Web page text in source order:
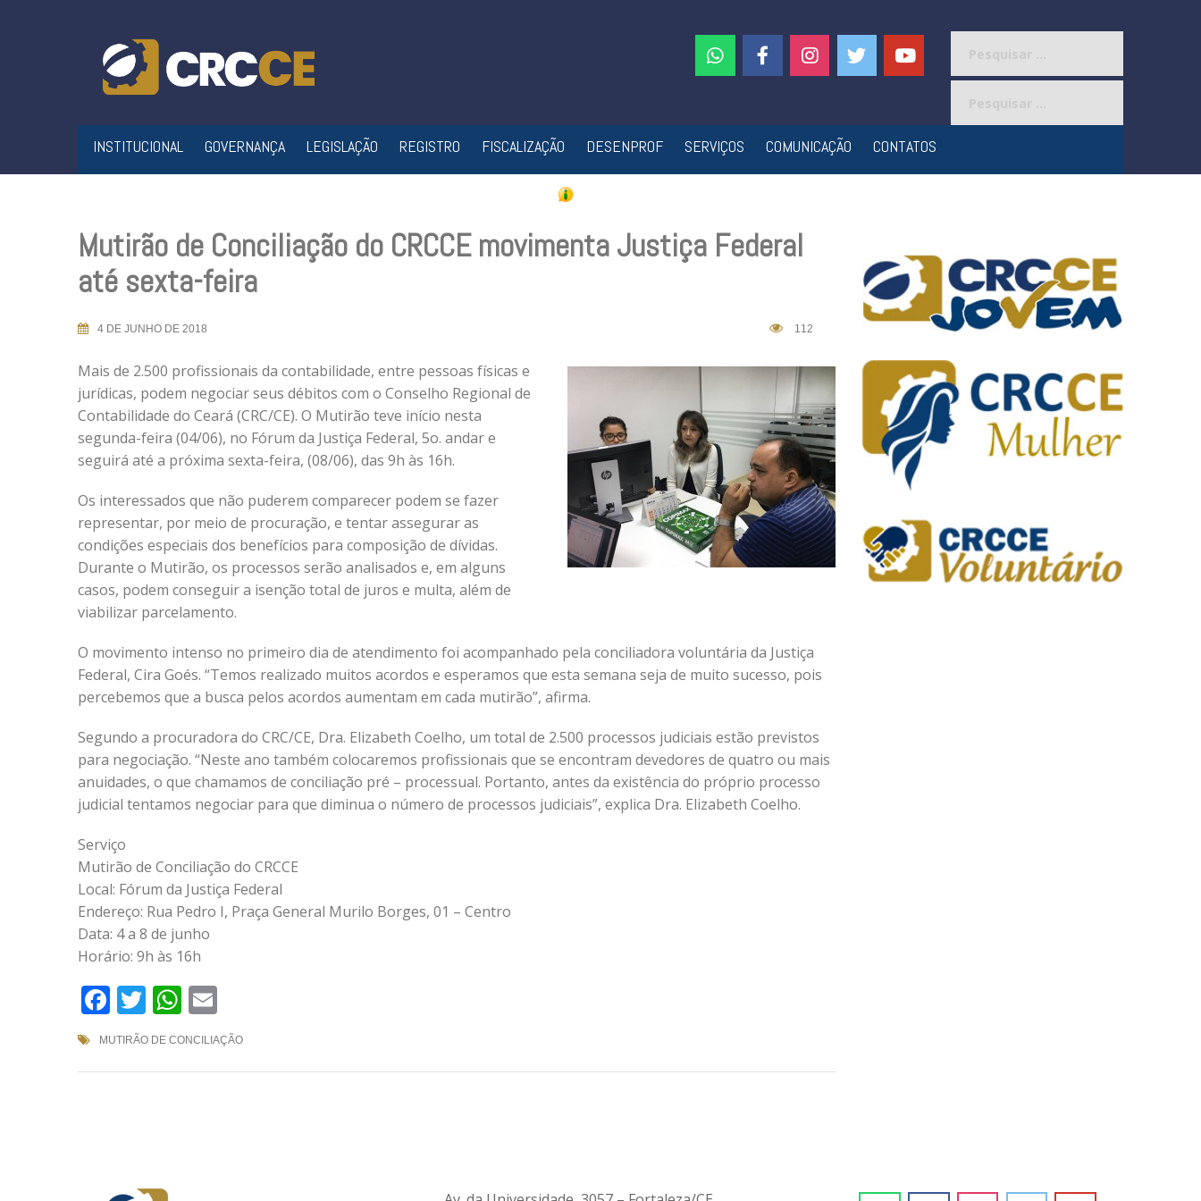
INSTITUCIONAL GOVERNANÇA LEGISLAÇÃO REGISTRO FISCALIZAÇÃO DESENPROF SERVIÇOS COMUNICAÇÃO CONTATOS
Mutirão de Conciliação do CRCCE movimenta Justiça Federal
até sexta-feira
4 DE JUNHO DE 2018 112
Mais de 2.500 profissionais da contabilidade, entre pessoas físicas e
jurídicas, podem negociar seus débitos com o Conselho Regional de
Contabilidade do Ceará (CRC/CE). O Mutirão teve início nesta
segunda-feira (04/06), no Fórum da Justiça Federal, 5o. andar e
seguirá até a próxima sexta-feira, (08/06), das 9h às 16h.
Os interessados que não puderem comparecer podem se fazer
representar, por meio de procuração, e tentar assegurar as
condições especiais dos benefícios para composição de dívidas.
Durante o Mutirão, os processos serão analisados e, em alguns
casos, podem conseguir a isenção total de juros e multa, além de
viabilizar parcelamento.
O movimento intenso no primeiro dia de atendimento foi acompanhado pela conciliadora voluntária da Justiça
Federal, Cira Goés. “Temos realizado muitos acordos e esperamos que esta semana seja de muito sucesso, pois
percebemos que a busca pelos acordos aumentam em cada mutirão”, afirma.
Segundo a procuradora do CRC/CE, Dra. Elizabeth Coelho, um total de 2.500 processos judiciais estão previstos
para negociação. “Neste ano também colocaremos profissionais que se encontram devedores de quatro ou mais
anuidades, o que chamamos de conciliação pré – processual. Portanto, antes da existência do próprio processo
judicial tentamos negociar para que diminua o número de processos judiciais”, explica Dra. Elizabeth Coelho.
Serviço
Mutirão de Conciliação do CRCCE
Local: Fórum da Justiça Federal
Endereço: Rua Pedro I, Praça General Murilo Borges, 01 – Centro
Data: 4 a 8 de junho
Horário: 9h às 16h
Facebook
TwitterWhatsApp
MUTIRÃO DE CONCILIAÇÃO